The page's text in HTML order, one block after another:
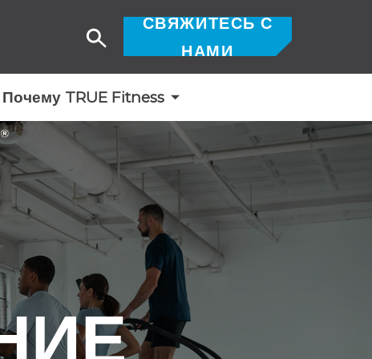
Почему TRUE Fitness
СВЯЖИТЕСЬ С
НАМИ
Поиск